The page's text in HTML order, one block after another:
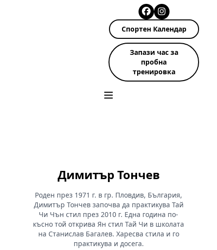
Спортен Календар
Запази час за
пробна
тренировка
Димитър Тончев
Роден през 1971 г. в гр. Пловдив, България,
Димитър Тончев започва да практикува Тай
Чи Чън стил през 2010 г. Една година по-
късно той открива Ян стил Тай Чи в школата
на Станислав Багалев. Харесва стила и го
практикува и досега.